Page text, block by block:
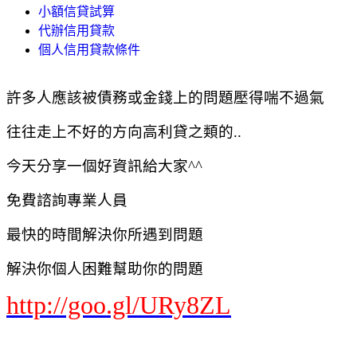
小額信貸試算
代辦信用貸款
個人信用貸款條件
許多人應該被債務或金錢上的問題壓得喘不過氣
往往走上不好的方向高利貸之類的..
今天分享一個好資訊給大家^^
免費諮詢專業人員
最快的時間解決你所遇到問題
解決你個人困難幫助你的問題
http://goo.gl/URy8ZL